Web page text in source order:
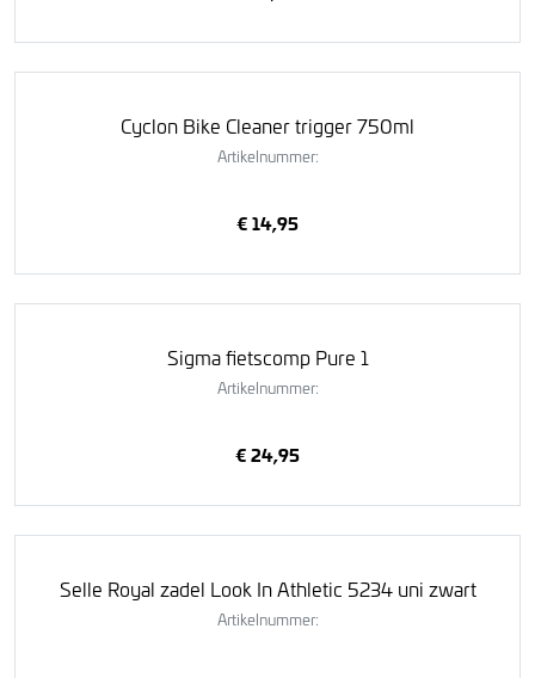
Cyclon Bike Cleaner trigger 750ml
Artikelnummer:
€ 14,95
Sigma fietscomp Pure 1
Artikelnummer:
€ 24,95
Selle Royal zadel Look In Athletic 5234 uni zwart
Artikelnummer: